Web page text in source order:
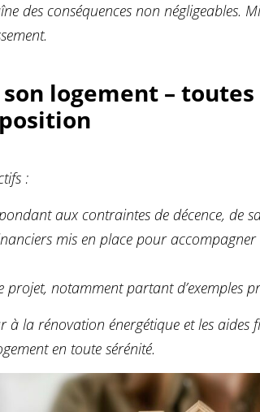
des conséquences non négligeables.
logement –
:
aux contraintes de décence, de
mis en place pour
notamment partant d’exemples
la rénovation énergétique et les aides
en toute sérénité.